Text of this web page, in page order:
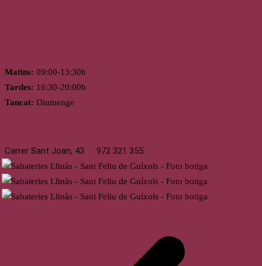
Matins: 09:00-13:30h
Tardes: 16:30-20:00h
Tancat: Diumenge
Carrer Sant Joan, 43 972 321 355